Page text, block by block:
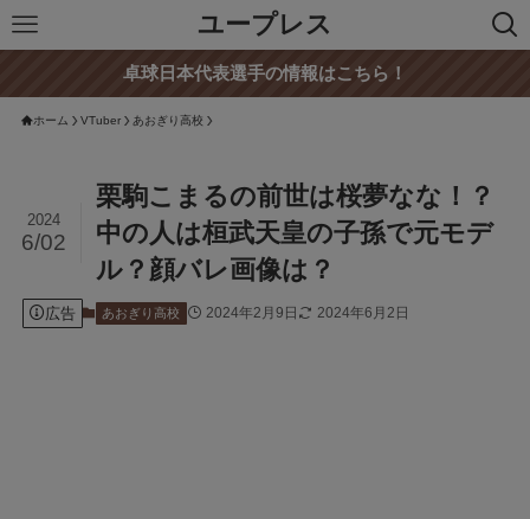
ユープレス
卓球日本代表選手の情報はこちら！
ホーム VTuber あおぎり高校
栗駒こまるの前世は桜夢なな！？
中の人は桓武天皇の子孫で元モデ
ル？顔バレ画像は？
2024
6/02
広告 あおぎり高校 2024年2月9日 2024年6月2日